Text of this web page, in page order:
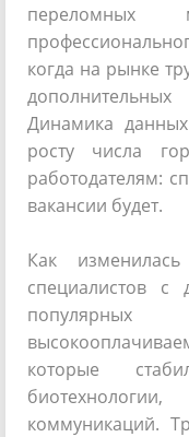
переломных
когда на рынке
дополнительных
Динамика
росту числа
работодателям:
вакансии будет.
Как
специалистов с
которые
коммуникаций.